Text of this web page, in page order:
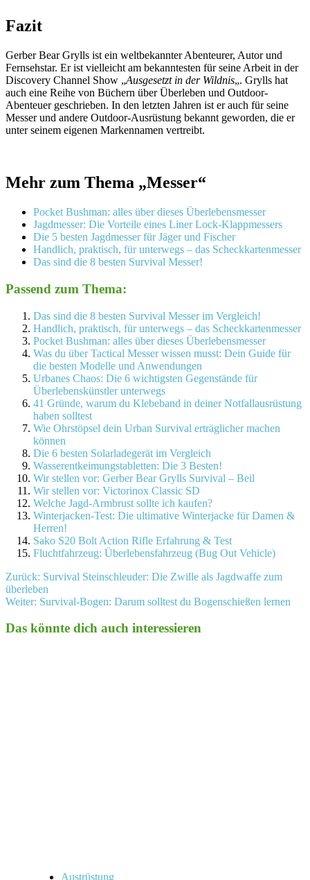
Fazit
Gerber Bear Grylls ist ein weltbekannter Abenteurer, Autor und
Fernsehstar. Er ist vielleicht am bekanntesten für seine Arbeit in der
Discovery Channel Show „Ausgesetzt in der Wildnis„. Grylls hat
auch eine Reihe von Büchern über Überleben und Outdoor-
Abenteuer geschrieben. In den letzten Jahren ist er auch für seine
Messer und andere Outdoor-Ausrüstung bekannt geworden, die er
unter seinem eigenen Markennamen vertreibt.
Mehr zum Thema „Messer“
Pocket Bushman: alles über dieses Überlebensmesser
Jagdmesser: Die Vorteile eines Liner Lock-Klappmessers
Die 5 besten Jagdmesser für Jäger und Fischer
Handlich, praktisch, für unterwegs – das Scheckkartenmesser
Das sind die 8 besten Survival Messer!
Passend zum Thema:
Das sind die 8 besten Survival Messer im Vergleich!
Handlich, praktisch, für unterwegs – das Scheckkartenmesser
Pocket Bushman: alles über dieses Überlebensmesser
Was du über Tactical Messer wissen musst: Dein Guide für
die besten Modelle und Anwendungen
Urbanes Chaos: Die 6 wichtigsten Gegenstände für
Überlebenskünstler unterwegs
41 Gründe, warum du Klebeband in deiner Notfallausrüstung
haben solltest
Wie Ohrstöpsel dein Urban Survival erträglicher machen
können
Die 6 besten Solarladegerät im Vergleich
Wasserentkeimungstabletten: Die 3 Besten!
Wir stellen vor: Gerber Bear Grylls Survival – Beil
Wir stellen vor: Victorinox Classic SD
Welche Jagd-Armbrust sollte ich kaufen?
Winterjacken-Test: Die ultimative Winterjacke für Damen &
Herren!
Sako S20 Bolt Action Rifle Erfahrung & Test
Fluchtfahrzeug: Überlebensfahrzeug (Bug Out Vehicle)
Beitragsnavigation
Zurück: Survival Steinschleuder: Die Zwille als Jagdwaffe zum
überleben
Weiter: Survival-Bogen: Darum solltest du Bogenschießen lernen
Das könnte dich auch interessieren
Austrüstung